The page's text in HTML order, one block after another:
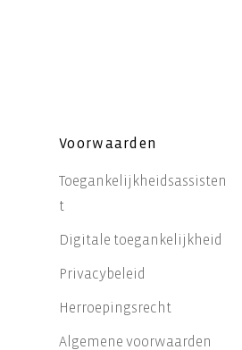
Voorwaarden
Toegankelijkheidsassisten
t
Digitale toegankelijkheid
Privacybeleid
Herroepingsrecht
Algemene voorwaarden